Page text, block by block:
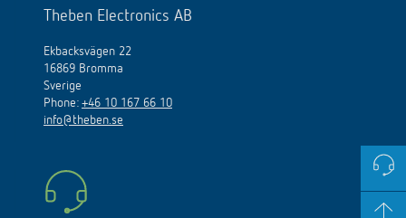
Theben Electronics AB
Ekbacksvägen 22
16869 Bromma
Sverige
Phone: +46 10 167 66 10
info@theben.se